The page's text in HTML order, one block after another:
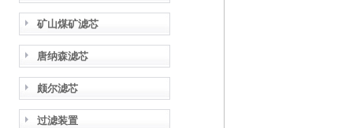
矿山煤矿滤芯
唐纳森滤芯
颇尔滤芯
过滤装置